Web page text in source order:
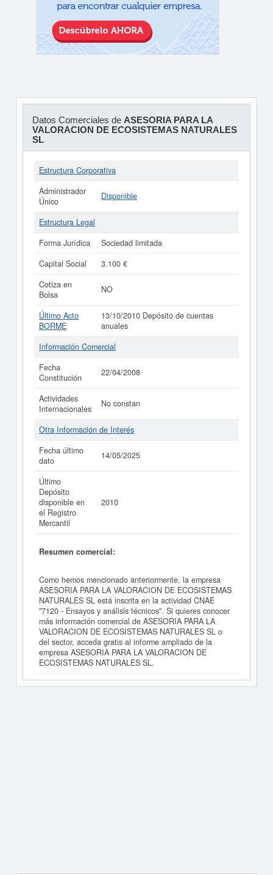
Datos Comerciales de ASESORIA PARA LA
VALORACION DE ECOSISTEMAS NATURALES
SL
Estructura Corporativa
Administrador
Único
Disponible
Estructura Legal
Forma Jurídica
Sociedad limitada
Capital Social
3.100 €
Cotiza en
Bolsa
NO
Último Acto
BORME
13/10/2010 Depósito de cuentas
anuales
Información Comercial
Fecha
Constitución
22/04/2008
Actividades
Internacionales
No constan
Otra Información de Interés
Fecha último
dato
14/05/2025
Último
Depósito
disponible en
el Registro
Mercantil
2010
Resumen comercial:
Como hemos mencionado anteriormente, la empresa
ASESORIA PARA LA VALORACION DE ECOSISTEMAS
NATURALES SL está inscrita en la actividad CNAE
"7120 - Ensayos y análisis técnicos". Si quieres conocer
más información comercial de ASESORIA PARA LA
VALORACION DE ECOSISTEMAS NATURALES SL o
del sector, acceda gratis al informe ampliado de la
empresa ASESORIA PARA LA VALORACION DE
ECOSISTEMAS NATURALES SL.